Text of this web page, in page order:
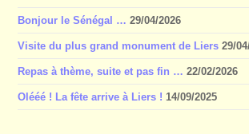
Bonjour le Sénégal … 29/04/2026
Visite du plus grand monument de Liers 29/
Repas à thème, suite et pas fin … 22/02/2026
Olééé ! La fête arrive à Liers ! 14/09/2025